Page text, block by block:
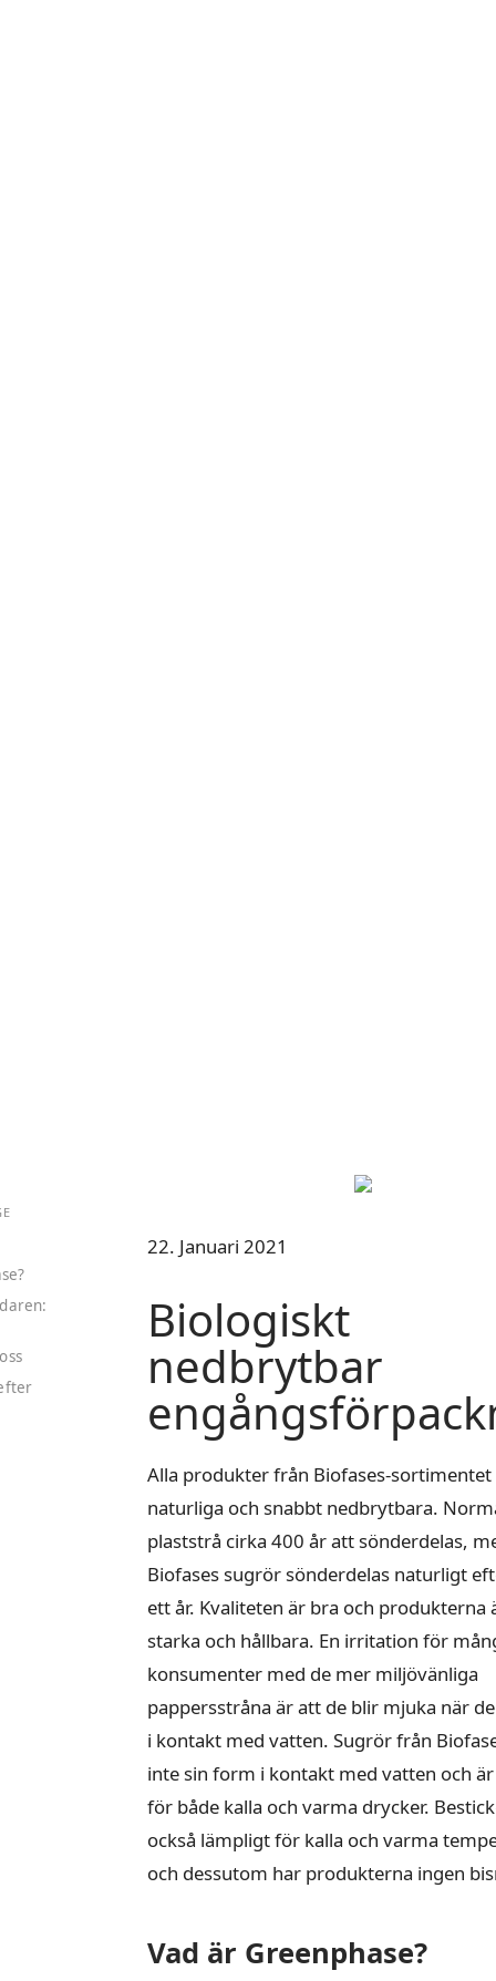
22. Januari 2021
Biologiskt
nedbrytbar
Alla produkter från Biofases-sortimentet
naturliga och snabbt nedbrytbara.
plaststrå cirka 400 år att sönderdelas,
Biofases sugrör sönderdelas naturligt
ett år. Kvaliteten är bra och produkterna
starka och hållbara. En irritation för
konsumenter med de mer miljövänliga
pappersstråna är att de blir mjuka när
i kontakt med vatten. Sugrör från
inte sin form i kontakt med vatten och
för både kalla och varma drycker.
också lämpligt för kalla och varma
och dessutom har produkterna ingen
Vad är Greenphase?